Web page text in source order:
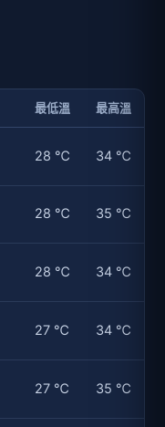
最低溫 最高溫
28 ℃ 34 ℃
28 ℃ 35 ℃
28 ℃ 34 ℃
27 ℃ 34 ℃
27 ℃ 35 ℃